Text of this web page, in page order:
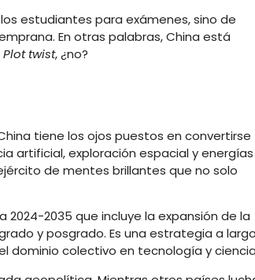
estudiantes para exámenes, sino de
En otras palabras, China está
Plot twist, ¿no?
tiene los ojos puestos en convertirse
artificial, exploración espacial y energías
de mentes brillantes que no solo
2035 que incluye la expansión de la
y posgrado. Es una estrategia a
dominio colectivo en tecnología y